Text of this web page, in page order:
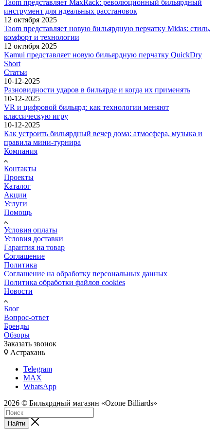
Taom представляет MaxRack: революционный бильярдный
инструмент для идеальных расстановок
12 октября 2025
Taom представляет новую бильярдную перчатку Midas: стиль,
комфорт и технологии
12 октября 2025
Kamui представляет новую бильярдную перчатку QuickDry
Short
Статьи
10-12-2025
Разновидности ударов в бильярде и когда их применять
10-12-2025
VR и цифровой бильярд: как технологии меняют
классическую игру
10-12-2025
Как устроить бильярдный вечер дома: атмосфера, музыка и
правила мини-турнира
Компания
Контакты
Проекты
Каталог
Акции
Услуги
Помощь
Условия оплаты
Условия доставки
Гарантия на товар
Соглашение
Политика
Соглашение на обработку персональных данных
Политика обработки файлов cookies
Новости
Блог
Вопрос-ответ
Бренды
Обзоры
Заказать звонок
Астрахань
Telegram
MAX
WhatsApp
2026 © Бильярдный магазин «Ozone Billiards»
Найти